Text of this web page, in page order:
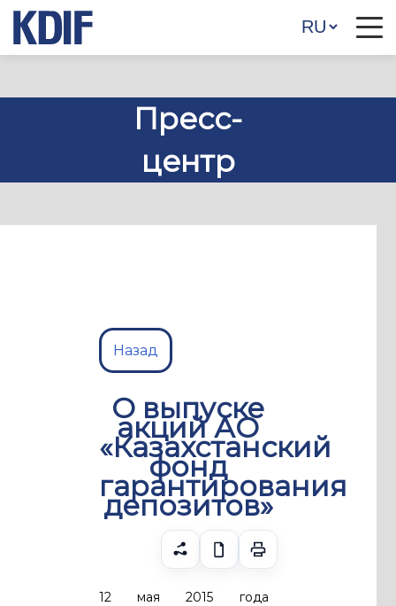
Пресс-
центр
Назад
О выпуске
акций АО
«Казахстанский
фонд
гарантирования
депозитов»
12 мая 2015 года